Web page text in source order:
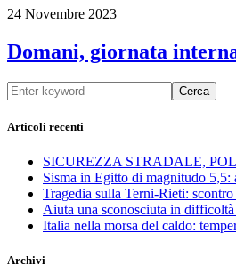
24 Novembre 2023
Domani, giornata
Cerca
Articoli recenti
SICUREZZA STRADALE,
Sisma in Egitto di magnitudo 5,5:
Tragedia sulla Terni-Rieti:
Aiuta una sconosciuta in
Italia nella morsa del caldo:
Archivi